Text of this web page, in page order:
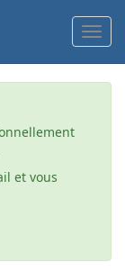
et vous